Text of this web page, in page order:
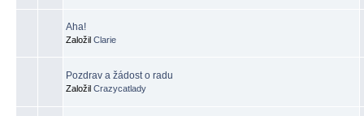
Aha!
Založil Clarie
Pozdrav a žádost o radu
Založil Crazycatlady